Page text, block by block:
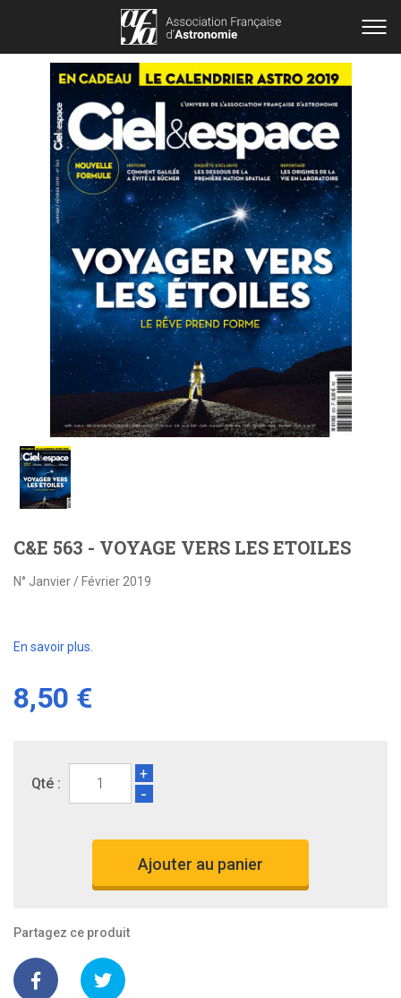
C&E 563 - VOYAGE VERS LES ETOILES
N° Janvier / Février 2019
En savoir plus.
8,50 €
Qté :
+
-
Ajouter au panier
Partagez ce produit